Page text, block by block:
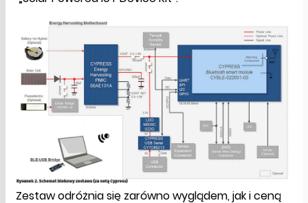
Zestaw odróżnia się zarówno wyglądem, jak i ceną